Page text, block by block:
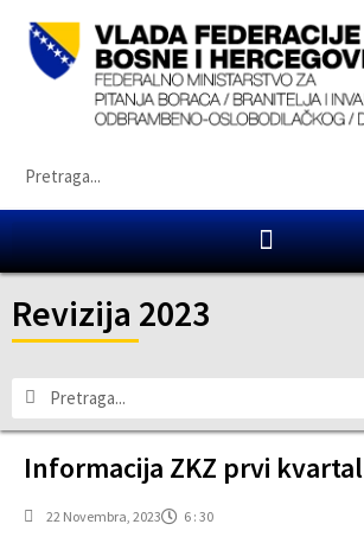
Revizija 2023
Informacija ZKZ prvi kvartal
22 Novembra, 2023 6 : 30